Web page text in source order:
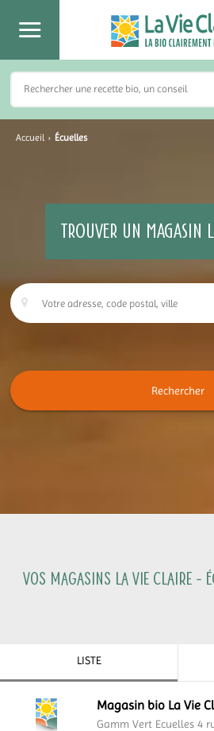
Accueil › Écuelles
TROUVER UN MAGASIN
Rechercher
Vos magasins La Vie Claire -
LISTE
Magasin bio La Vie
Gamm Vert Ecuelles 4